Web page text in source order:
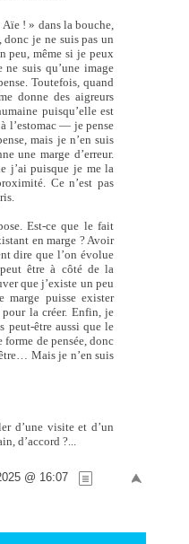
! » dans la bouche,
je ne suis pas un
peu, même si je peux
ne suis qu’une image
Toutefois, quand
donne des aigreurs
puisqu’elle est
l’estomac — je pense
mais je n’en suis
une marge d’erreur.
j’ai puisque je me la
Ce n’est pas
Est-ce que le fait
en marge ? Avoir
dire que l’on évolue
être à côté de la
que j’existe un peu
marge puisse exister
la créer. Enfin, je
peut-être aussi que le
de pensée, donc
Mais je n’en suis
d’une visite et d’un
d’accord ?...
@ 16:07